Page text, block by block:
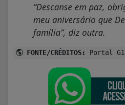
“Descanse em paz,
meu aniversário que
família”, diz outra.
FONTE/CRÉDITOS: Portal G1